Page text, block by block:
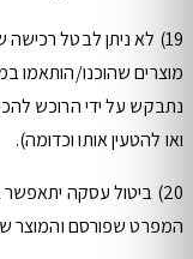
19) לא ניתן לבטל
מוצרים שהוכנו/הותאמו
נתבקש על ידי הרוכש
ואו להטעין אותו וכדומה).
20) ביטול עסקה
המפרט שפורסם והמוצר